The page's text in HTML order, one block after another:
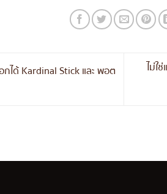
ได้ Kardinal Stick และ พอต
ไม่ใ